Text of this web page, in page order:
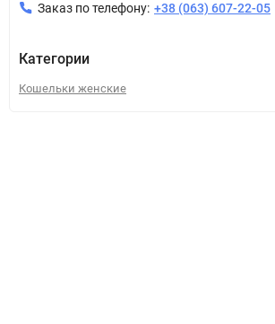
Заказ по телефону: +38 (063) 607-22-05
Категории
Кошельки женские